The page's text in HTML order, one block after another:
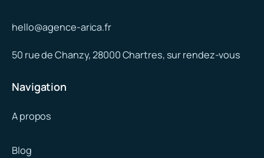
hello@agence-arica.fr
50 rue de Chanzy, 28000 Chartres, sur rendez-vous
Navigation
A propos
Blog